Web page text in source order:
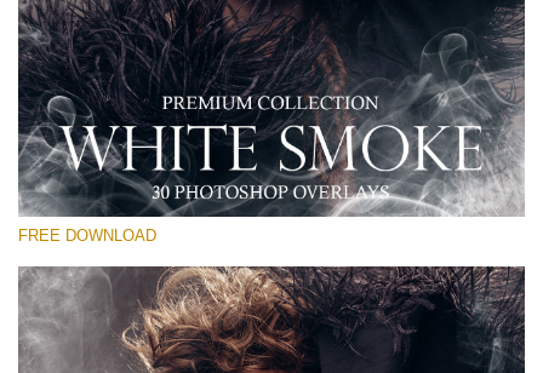
Please select
Free PNG Overlay #14
Small 800*533px
White Smoke
(30 Overlays)
Light Sparkling
(740 Overlays)
FREE DOWNLOAD